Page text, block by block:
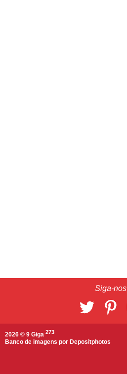
Siga-nos
2026 © 9 Giga 273
Banco de imagens por Depositphotos